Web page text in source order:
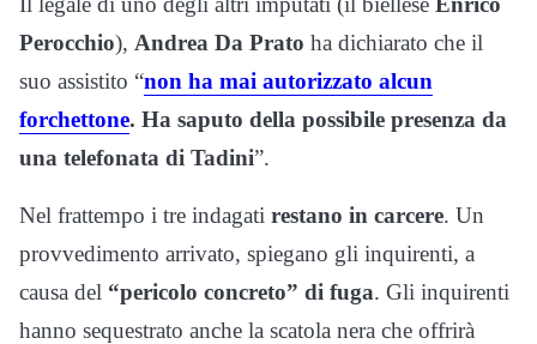
Perocchio), Andrea Da Prato ha dichiarato che il
suo assistito “non ha mai autorizzato alcun
forchettone. Ha saputo della possibile presenza da
una telefonata di Tadini”.
Nel frattempo i tre indagati restano in carcere. Un
provvedimento arrivato, spiegano gli inquirenti, a
causa del “pericolo concreto” di fuga. Gli inquirenti
hanno sequestrato anche la scatola nera che offrirà